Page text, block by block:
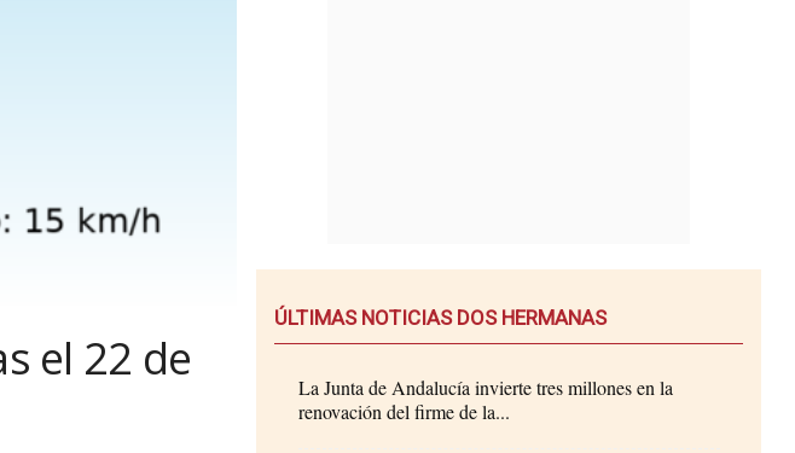
el 22 de
ÚLTIMAS NOTICIAS DOS HERMANAS
La Junta de Andalucía invierte tres millones en la
renovación del firme de la...